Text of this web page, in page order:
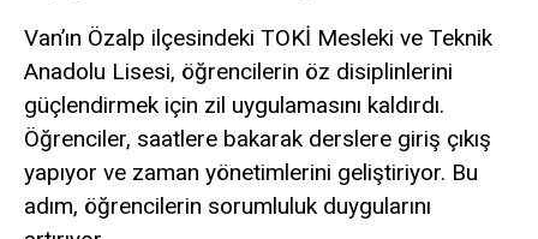
Van’ın Özalp ilçesindeki TOKİ Mesleki ve Teknik
Anadolu Lisesi, öğrencilerin öz disiplinlerini
güçlendirmek için zil uygulamasını kaldırdı.
Öğrenciler, saatlere bakarak derslere giriş çıkış
yapıyor ve zaman yönetimlerini geliştiriyor. Bu
adım, öğrencilerin sorumluluk duygularını